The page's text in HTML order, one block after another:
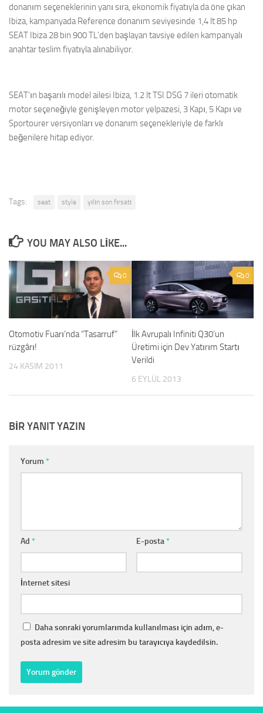
donanım seçeneklerinin yanı sıra, ekonomik fiyatıyla da öne çıkan
Ibiza, kampanyada Reference donanım seviyesinde 1,4 lt 85 hp
SEAT Ibiza 28 bin 900 TL’den başlayan tavsiye edilen kampanyalı
anahtar teslim fiyatıyla alınabiliyor.
SEAT’ın başarılı model ailesi Ibiza, 1.2 lt TSI DSG 7 ileri otomatik
motor seçeneğiyle genişleyen motor yelpazesi, 3 Kapı, 5 Kapı ve
Sportourer versiyonları ve donanım seçenekleriyle de farklı
beğenilere hitap ediyor.
Tags: seat style yılın son fırsatı
YOU MAY ALSO LIKE...
0
Otomotiv Fuarı’nda “Tasarruf”
rüzgârı!
24 KASIM 2011
0
İlk Avrupalı Infiniti Q30’un
Üretimi için Dev Yatırım Startı
Verildi
6 EYLÜL 2013
BIR YANIT YAZIN
Yorum *
Ad * E-posta*
İnternet sitesi
Daha sonraki yorumlarımda kullanılması için adım, e-
posta adresim ve site adresim bu tarayıcıya kaydedilsin.